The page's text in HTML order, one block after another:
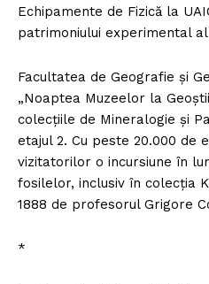
Echipamente de Fizică la
patrimoniului experimental al
Facultatea de Geografie şi
„Noaptea Muzeelor la
colecţiile de Mineralogie şi
etajul 2. Cu peste 20.000 de
vizitatorilor o incursiune în
fosilelor, inclusiv în colecţia
1888 de profesorul Grigore
*